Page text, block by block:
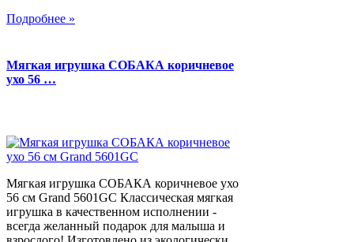
Подробнее »
Мягкая игрушка СОБАКА коричневое
ухо 56 …
Мягкая игрушка СОБАКА коричневое ухо
56 см Grand 5601GC Классическая мягкая
игрушка в качественном исполнении -
всегда желанный подарок для малыша и